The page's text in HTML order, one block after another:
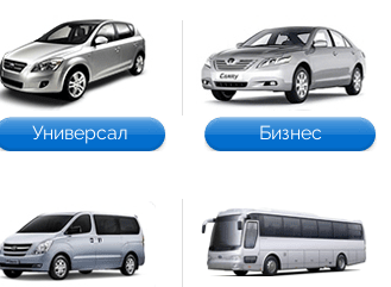
Универсал Бизнес